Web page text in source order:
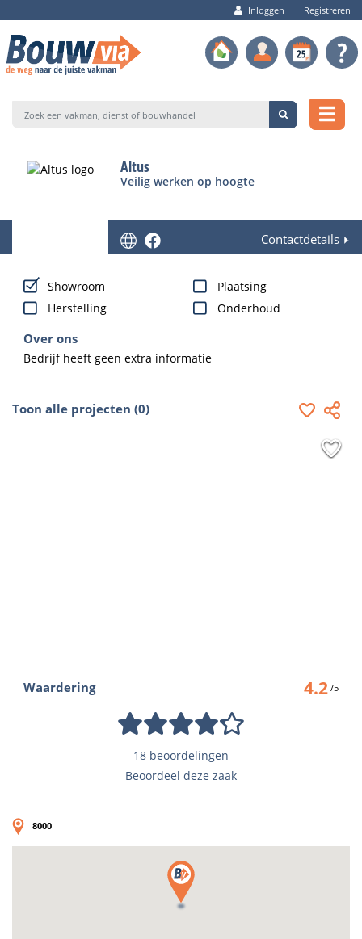
Inloggen Registreren
Altus
Veilig werken op hoogte
Contactdetails
Showroom
Plaatsing
Herstelling
Onderhoud
Over ons
Bedrijf heeft geen extra informatie
Toon alle projecten (0)
Waardering 4.2 /5
18 beoordelingen
Beoordeel deze zaak
8000